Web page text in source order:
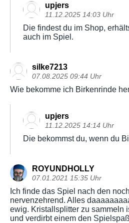
upjers
11.12.2025 14:03 Uhr
Die findest du im Shop,
auch im Spiel.
silke7213
07.08.2025 09:44 Uhr
Wie bekomme ich Birkenrinde
upjers
11.12.2025 14:14 Uhr
Die bekommst du, wenn du
ROYUNDHOLLY
07.01.2021 15:35 Uhr
Ich finde das Spiel nach den
nervenzehrend. Alles
ewig. Kristallsplitter zu sammeln
und verdirbt einem den